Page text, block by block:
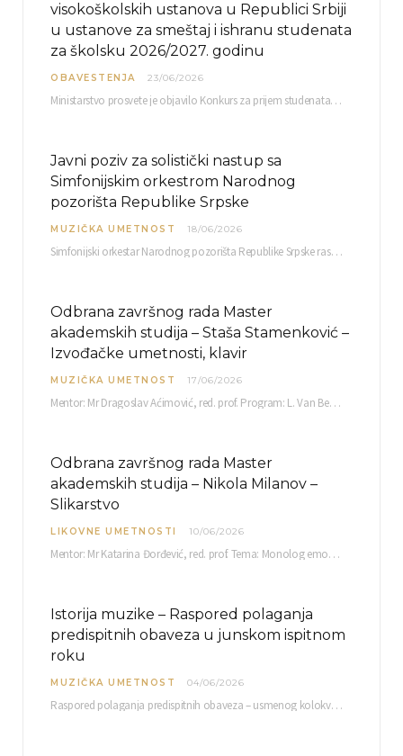
visokoškolskih ustanova u Republici Srbiji
u ustanove za smeštaj i ishranu studenata
za školsku 2026/2027. godinu
OBAVESTENJA 23/06/2026
Ministarstvo prosvete je objavilo Konkurs za prijem studenata visokoškolskih ustanova u Republici Srbiji u ustanove…
Javni poziv za solistički nastup sa
Simfonijskim orkestrom Narodnog
pozorišta Republike Srpske
MUZIČKA UMETNOST 18/06/2026
Simfonijski orkestar Narodnog pozorišta Republike Srpske raspisuje javni poziv za učešće u projektu „CRESCENDO: Nova…
Odbrana završnog rada Master
akademskih studija – Staša Stamenković –
Izvođačke umetnosti, klavir
MUZIČKA UMETNOST 17/06/2026
Mentor: Mr Dragoslav Aćimović, red. prof. Program: L. Van Betoven: Sonata op. 31 br. 2 u…
Odbrana završnog rada Master
akademskih studija – Nikola Milanov –
Slikarstvo
LIKOVNE UMETNOSTI 10/06/2026
Mentor: Mr Katarina Đorđević, red. prof. Tema: Monolog emocija Sreda, 17. 06. 2026. u 15:30 sati Sala br. 12 Fakulteta umetnosti u Nišu, Kneginje…
Istorija muzike – Raspored polaganja
predispitnih obaveza u junskom ispitnom
roku
MUZIČKA UMETNOST 04/06/2026
Raspored polaganja predispitnih obaveza – usmenog kolokvijuma i testa iz slušanja muzike – objavljen je…